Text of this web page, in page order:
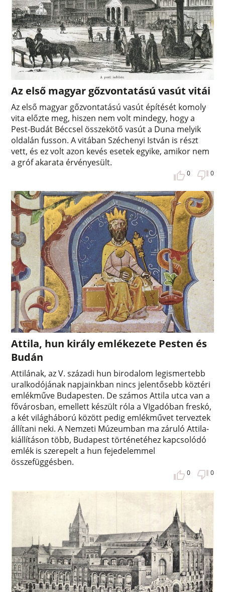
Az első magyar gőzvontatású vasút vitái
Az első magyar gőzvontatású vasút építését komoly
vita előzte meg, hiszen nem volt mindegy, hogy a
Pest-Budát Béccsel összekötő vasút a Duna melyik
oldalán fusson. A vitában Széchenyi István is részt
vett, és ez volt azon kevés esetek egyike, amikor nem
a gróf akarata érvényesült.
0 0
Attila, hun király emlékezete Pesten és
Budán
Attilának, az V. századi hun birodalom legismertebb
uralkodójának napjainkban nincs jelentősebb köztéri
emlékműve Budapesten. De számos Attila utca van a
fővárosban, emellett készült róla a VIgadóban freskó,
a két világháború között pedig emlékművet terveztek
állítani neki. A Nemzeti Múzeumban ma záruló Attila-
kiállításon több, Budapest történetéhez kapcsolódó
emlék is szerepelt a hun fejedelemmel
összefüggésben.
0 0